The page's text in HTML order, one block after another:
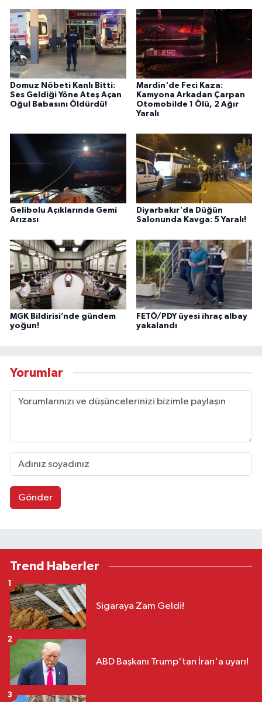
Domuz Nöbeti Kanlı Bitti:
Ses Geldiği Yöne Ateş Açan
Oğul Babasını Öldürdü!
Mardin'de Feci Kaza:
Kamyona Arkadan Çarpan
Otomobilde 1 Ölü, 2 Ağır
Yaralı
Gelibolu Açıklarında Gemi
Arızası
Diyarbakır'da Düğün
Salonunda Kavga: 5 Yaralı!
MGK Bildirisi’nde gündem
yoğun!
FETÖ/PDY üyesi ihraç albay
yakalandı
Yorumlar
Gönder
Trend Haberler
Sigaraya Zam Geldi!
1
ABD Başkanı Trump'tan İran'a uyarı!
2
3